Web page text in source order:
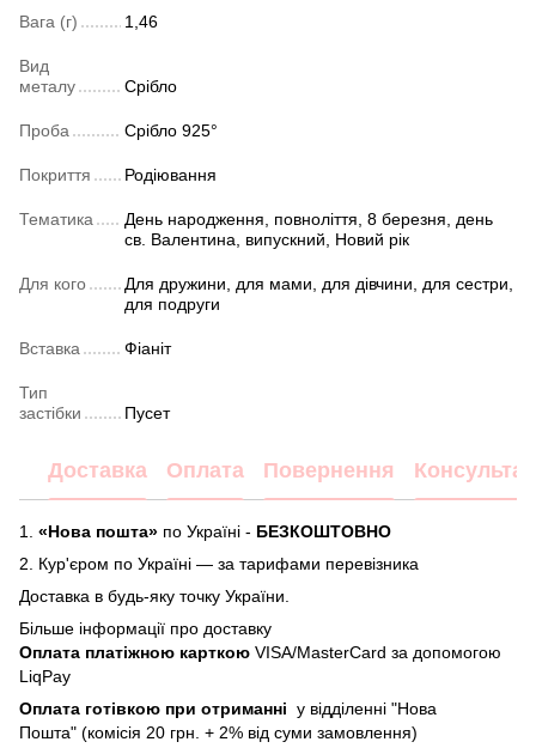
Вага (г) 1,46
Вид
металу
Срібло
Проба Срібло 925°
Покриття Родіювання
Тематика
День народження, повноліття, 8 березня, день
св. Валентина, випускний, Новий рік
Для кого
Для дружини, для мами, для дівчини, для сестри,
для подруги
Вставка Фіаніт
Тип
застібки
Пусет
Доставка Оплата Повернення
1. «Нова пошта» по Україні - БЕЗКОШТОВНО
2.
Кур'єром по Україні — за тарифами перевізника
Доставка в будь-яку точку України.
Більше інформації про доставку
Оплата платіжною карткою VISA/MasterCard за допомогою
LiqPay
Оплата готівкою при отриманні у відділенні "Нова
Пошта" (комісія 20 грн. + 2% від суми замовлення)